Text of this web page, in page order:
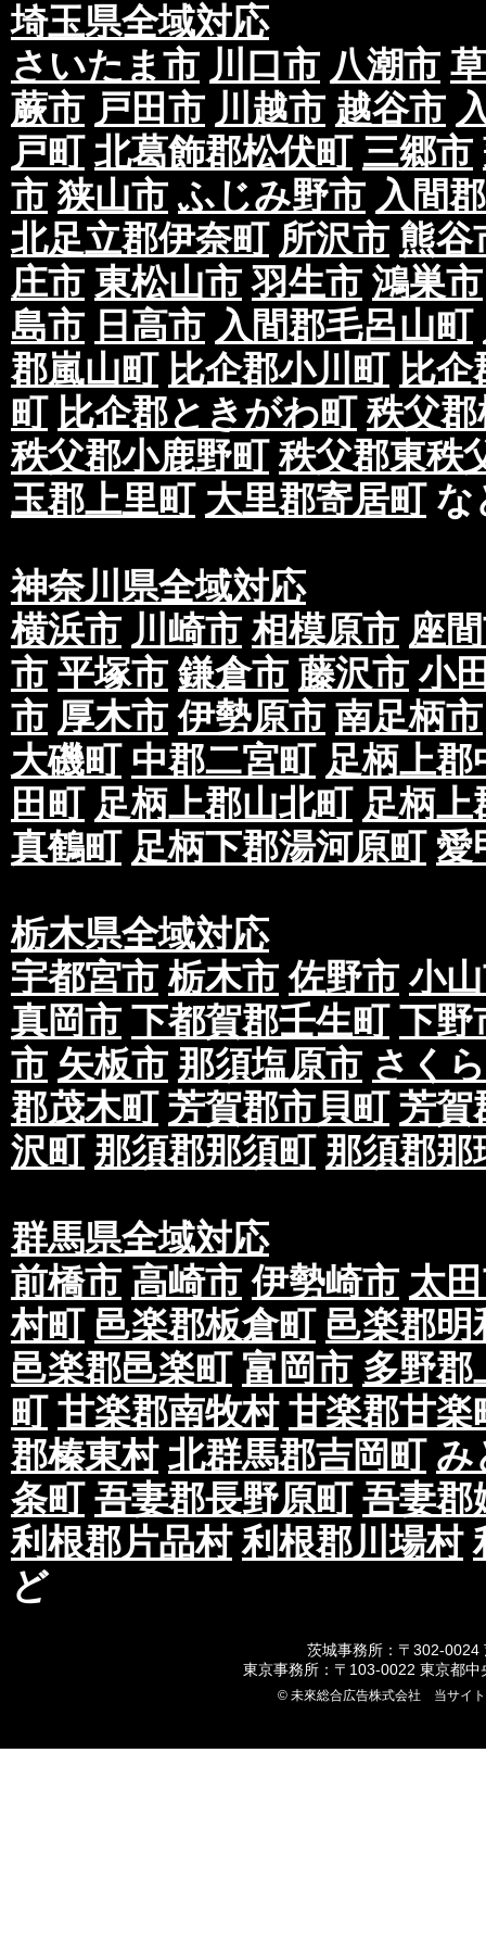
埼玉県全域対応
さいたま市 川口市 八潮市
蕨市 戸田市 川越市 越谷市
戸町 北葛飾郡松伏町 三郷市
市 狭山市 ふじみ野市 入間
北足立郡伊奈町 所沢市 熊谷
庄市 東松山市 羽生市 鴻巣市
島市 日高市 入間郡毛呂山町
郡嵐山町 比企郡小川町 比
町 比企郡ときがわ町 秩父
秩父郡小鹿野町 秩父郡東秩
玉郡上里町 大里郡寄居町な
神奈川県全域対応
横浜市 川崎市 相模原市 座
市 平塚市 鎌倉市 藤沢市 小
市 厚木市 伊勢原市 南足柄市
大磯町 中郡二宮町 足柄上郡
田町 足柄上郡山北町 足柄上
真鶴町 足柄下郡湯河原町 愛
栃木県全域対応
宇都宮市 栃木市 佐野市 小
真岡市 下都賀郡壬生町 下野
市 矢板市 那須塩原市 さく
郡茂木町 芳賀郡市貝町 芳賀
沢町 那須郡那須町 那須郡那
群馬県全域対応
前橋市 高崎市 伊勢崎市 太
村町 邑楽郡板倉町 邑楽郡明
邑楽郡邑楽町 富岡市 多野郡
町 甘楽郡南牧村 甘楽郡甘楽
郡榛東村 北群馬郡吉岡町 み
条町 吾妻郡長野原町 吾妻郡
利根郡片品村 利根郡川場村
ど
茨城事務所：〒302-0024
東京事務所：〒103-0022 東京都
© 未來総合広告株式会社 当サイ